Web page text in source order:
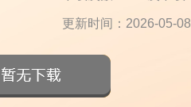
更新时间：2026-05-08